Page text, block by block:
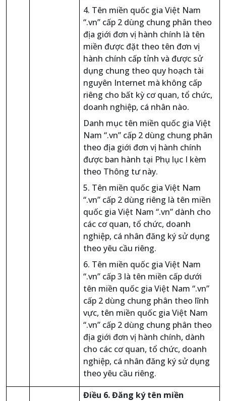
4. Tên miền quốc gia Việt Nam
“.vn” cấp 2 dùng chung phân theo
địa giới đơn vị hành chính là tên
miền được đặt theo tên đơn vị
hành chính cấp tỉnh và được sử
dụng chung theo quy hoạch tài
nguyên Internet mà không cấp
riêng cho bất kỳ cơ quan, tổ chức,
doanh nghiệp, cá nhân nào.
Danh mục tên miền quốc gia Việt
Nam “.vn” cấp 2 dùng chung phân
theo địa giới đơn vị hành chính
được ban hành tại Phụ lục I kèm
theo Thông tư này.
5. Tên miền quốc gia Việt Nam
“.vn” cấp 2 dùng riêng là tên miền
quốc gia Việt Nam “.vn” dành cho
các cơ quan, tổ chức, doanh
nghiệp, cá nhân đăng ký sử dụng
theo yêu cầu riêng.
6. Tên miền quốc gia Việt Nam
“.vn” cấp 3 là tên miền cấp dưới
tên miền quốc gia Việt Nam “.vn”
cấp 2 dùng chung phân theo lĩnh
vực, tên miền quốc gia Việt Nam
“.vn” cấp 2 dùng chung phân theo
địa giới đơn vị hành chính, dành
cho các cơ quan, tổ chức, doanh
nghiệp, cá nhân đăng ký sử dụng
theo yêu cầu riêng.
Điều 6. Đăng ký tên miền